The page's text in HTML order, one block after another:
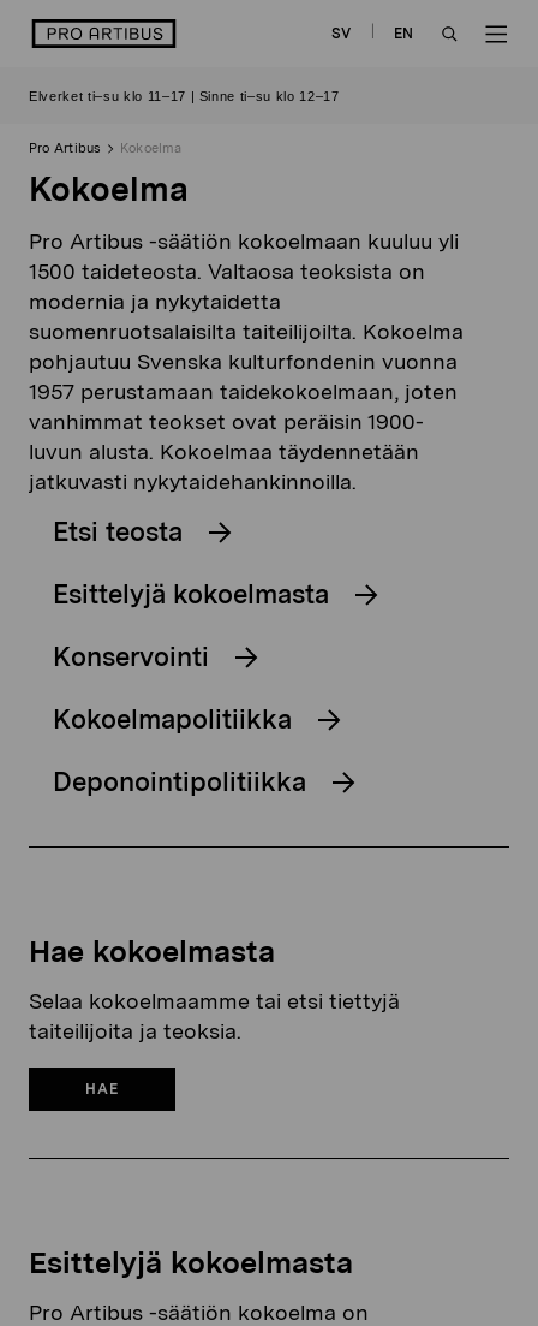
sisältöön
logo SV
EN
Elverket ti–su klo 11–17 | Sinne ti–su klo 12–17
Pro Artibus Kokoelma
Kokoelma
Pro Artibus -säätiön kokoelmaan kuuluu yli
1500 taideteosta. Valtaosa teoksista on
modernia ja nykytaidetta
suomenruotsalaisilta taiteilijoilta. Kokoelma
pohjautuu Svenska kulturfondenin vuonna
1957 perustamaan taidekokoelmaan, joten
vanhimmat teokset ovat peräisin 1900-
luvun alusta. Kokoelmaa täydennetään
jatkuvasti nykytaidehankinnoilla.
Etsi teosta
Esittelyjä kokoelmasta
Konservointi
Kokoelmapolitiikka
Deponointipolitiikka
Hae kokoelmasta
Selaa kokoelmaamme tai etsi tiettyjä
taiteilijoita ja teoksia.
HAE
Esittelyjä kokoelmasta
Pro Artibus -säätiön kokoelma on